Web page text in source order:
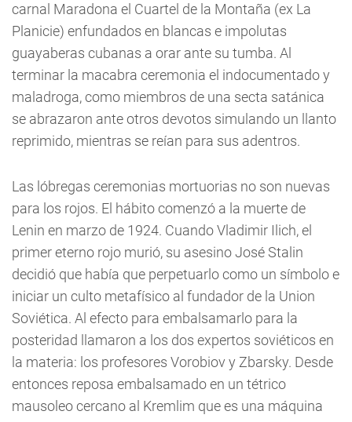
carnal Maradona el Cuartel de la Montaña (ex La
Planicie) enfundados en blancas e impolutas
guayaberas cubanas a orar ante su tumba. Al
terminar la macabra ceremonia el indocumentado y
maladroga, como miembros de una secta satánica
se abrazaron ante otros devotos simulando un llanto
reprimido, mientras se reían para sus adentros.
Las lóbregas ceremonias mortuorias no son nuevas
para los rojos. El hábito comenzó a la muerte de
Lenin en marzo de 1924. Cuando Vladimir Ilich, el
primer eterno rojo murió, su asesino José Stalin
decidió que había que perpetuarlo como un símbolo e
iniciar un culto metafísico al fundador de la Union
Soviética. Al efecto para embalsamarlo para la
posteridad llamaron a los dos expertos soviéticos en
la materia: los profesores Vorobiov y Zbarsky. Desde
entonces reposa embalsamado en un tétrico
mausoleo cercano al Kremlim que es una máquina